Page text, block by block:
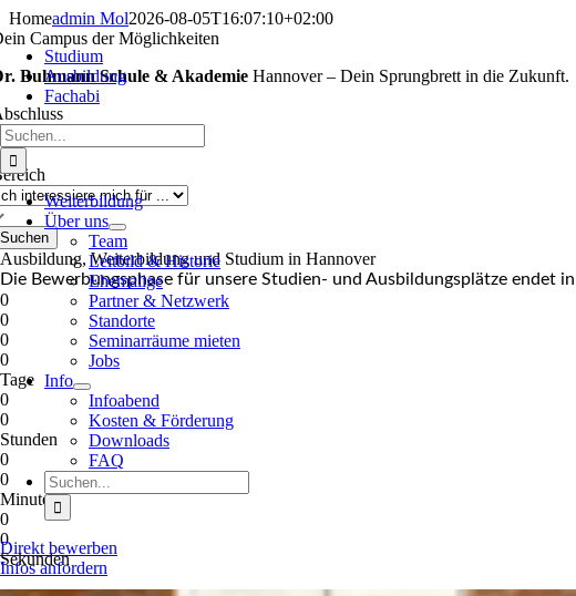
Zum
Inhalt
springenStudium
Ausbildung
Fachabi
Suche
nach:
Weiterbildung
Über uns
Team
Leitbild & Historie
Ehemalige
Partner & Netzwerk
Standorte
Seminarräume mieten
Jobs
Info
Infoabend
Kosten & Förderung
Downloads
FAQ
Suche
nach:
Direkt bewerben
Infos anfordern
Homeadmin Mol2026-08-05T16:07:10+02:00
Campus der Möglichkeiten
Buhmann Schule & Akademie Hannover – Dein Sprungbrett in die Zukunft.
Suchen
Ausbildung, Weiter­bildung und Studium in Hannover
Die Bewerbungs­phase für unsere Studien- und Ausbildungs­plätze endet in
0
0
0
0
Tage
0
0
Stunden
0
0
Minuten
0
0
Sekunden